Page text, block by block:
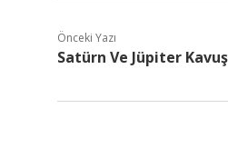
Önceki Yazı
Satürn Ve Jüpiter